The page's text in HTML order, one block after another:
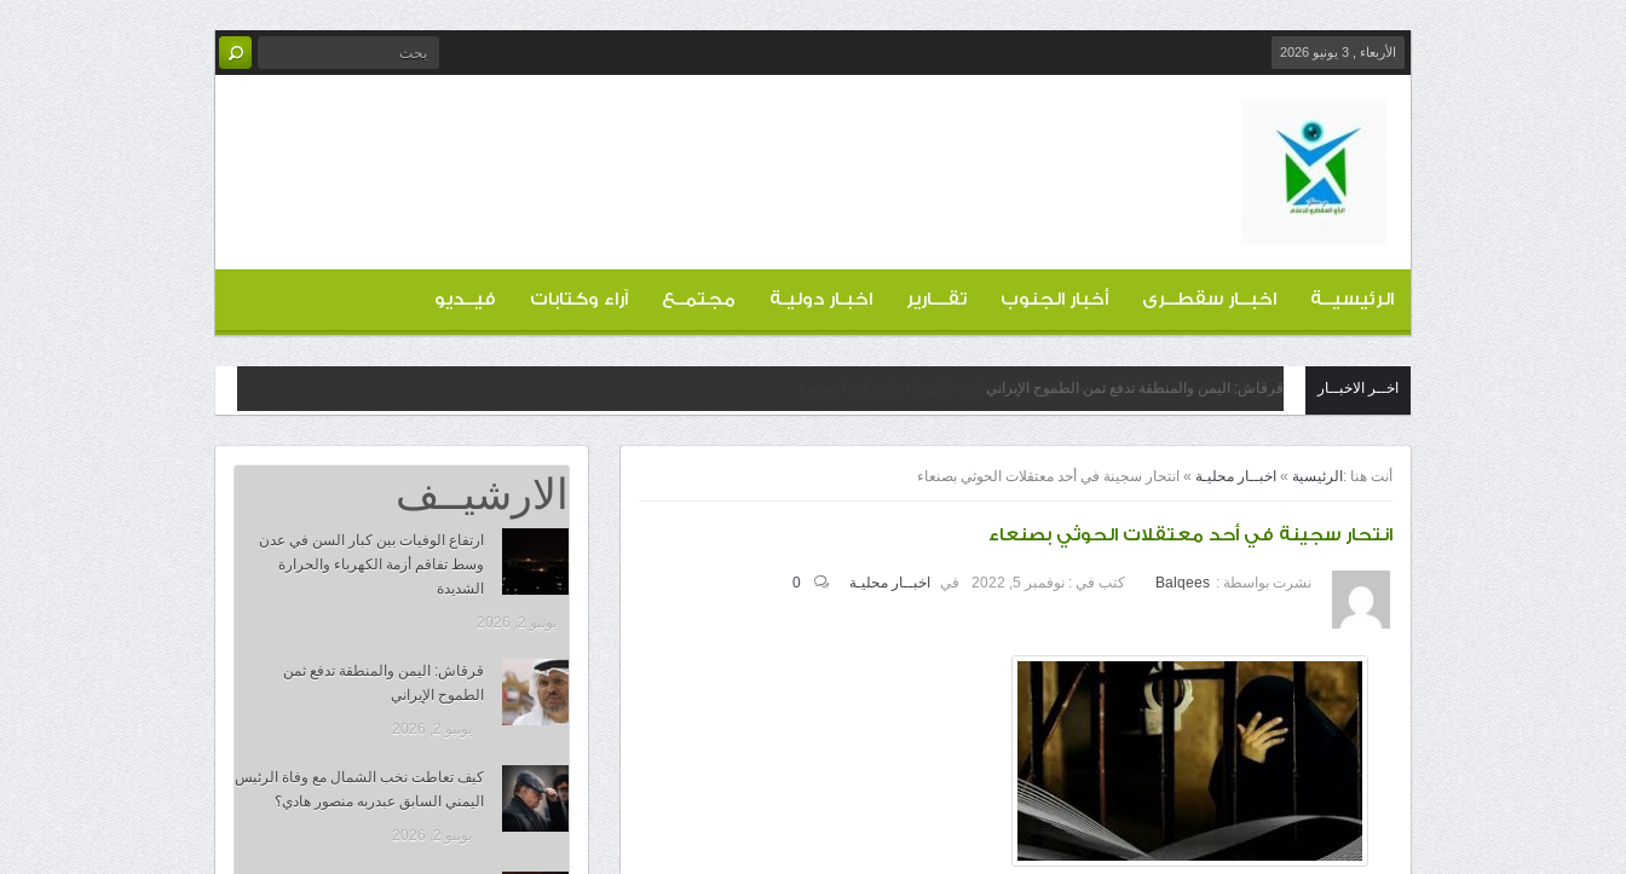
الأربعاء , 3 يونيو 2026
الرئيسيــة اخبــار سقطــرى أخبار الجنوب تقـــارير اخبـار دوليـة مجتمــع آراء وكتابات فيــديو
اخــر الاخبــار قرقاش: اليمن والمنطقة تدفع ثمن الطموح الإيراني
أنت هنا : الرئيسية » اخبــار محليـة » انتحار سجينة في أحد معتقلات الحوثي بصنعاء
انتحار سجينة في أحد معتقلات الحوثي بصنعاء
نشرت بواسطة : Balqees كتب في : نوفمبر 5, 2022 في اخبــار محليـة 0
الارشيــف
ارتفاع الوفيات بين كبار السن في عدن
وسط تفاقم أزمة الكهرباء والحرارة
الشديدة
يونيو 2, 2026
قرقاش: اليمن والمنطقة تدفع ثمن
الطموح الإيراني
يونيو 2, 2026
كيف تعاطت نخب الشمال مع وفاة الرئيس
اليمني السابق عبدربه منصور هادي؟
يونيو 2, 2026